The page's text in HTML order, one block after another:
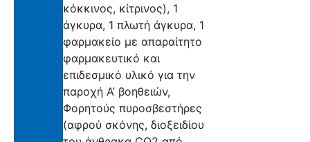
κόκκινος, κίτρινος), 1
άγκυρα, 1 πλωτή άγκυρα, 1
φαρμακείο με απαραίτητο
φαρμακευτικό και
επιδεσμικό υλικό για την
παροχή Α’ βοηθειών,
Φορητούς πυροσβεστήρες
(αφρού σκόνης, διοξειδίου